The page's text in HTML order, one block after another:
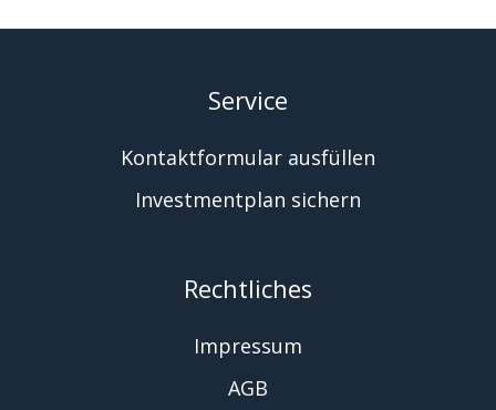
Service
Kontaktformular ausfüllen
Investmentplan sichern
Rechtliches
Impressum
AGB